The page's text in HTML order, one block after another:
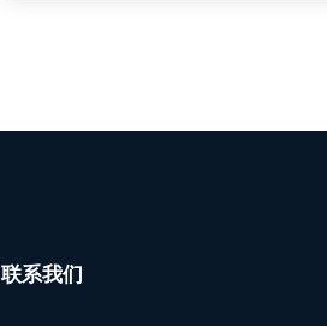
联系我们